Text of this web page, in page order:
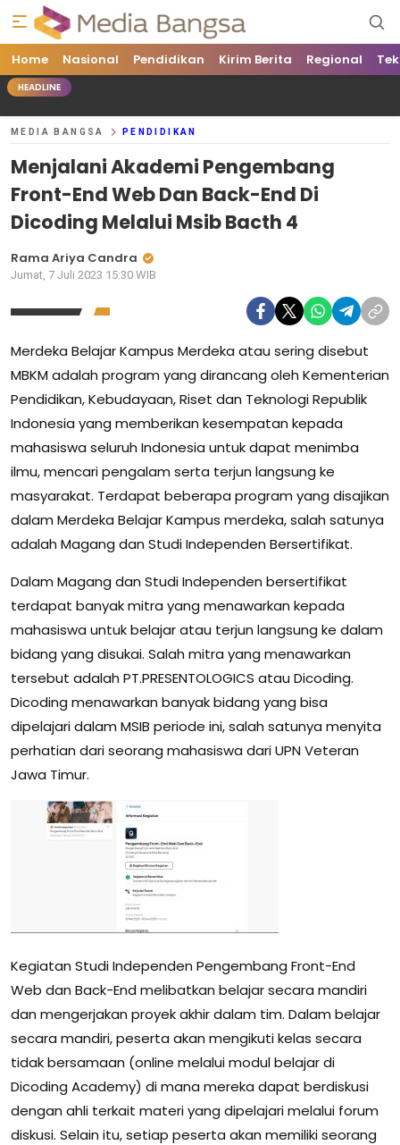
Media Bangsa
Portal Berita Nasional Terpercaya
Home Nasional Pendidikan Kirim Berita Regional
HEADLINE
MEDIA BANGSA PENDIDIKAN
Menjalani Akademi Pengembang
Front-End Web Dan Back-End Di
Dicoding Melalui Msib Bacth 4
Rama Ariya Candra
Jumat, 7 Juli 2023 15:30 WIB
Merdeka Belajar Kampus Merdeka atau sering disebut
MBKM adalah program yang dirancang oleh Kementerian
Pendidikan, Kebudayaan, Riset dan Teknologi Republik
Indonesia yang memberikan kesempatan kepada
mahasiswa seluruh Indonesia untuk dapat menimba
ilmu, mencari pengalam serta terjun langsung ke
masyarakat. Terdapat beberapa program yang disajikan
dalam Merdeka Belajar Kampus merdeka, salah satunya
adalah Magang dan Studi Independen Bersertifikat.
Dalam Magang dan Studi Independen bersertifikat
terdapat banyak mitra yang menawarkan kepada
mahasiswa untuk belajar atau terjun langsung ke dalam
bidang yang disukai. Salah mitra yang menawarkan
tersebut adalah PT.PRESENTOLOGICS atau Dicoding.
Dicoding menawarkan banyak bidang yang bisa
dipelajari dalam MSIB periode ini, salah satunya menyita
perhatian dari seorang mahasiswa dari UPN Veteran
Jawa Timur.
Kegiatan Studi Independen Pengembang Front-End
Web dan Back-End melibatkan belajar secara mandiri
dan mengerjakan proyek akhir dalam tim. Dalam belajar
secara mandiri, peserta akan mengikuti kelas secara
tidak bersamaan (online melalui modul belajar di
Dicoding Academy) di mana mereka dapat berdiskusi
dengan ahli terkait materi yang dipelajari melalui forum
diskusi. Selain itu, setiap peserta akan memiliki seorang